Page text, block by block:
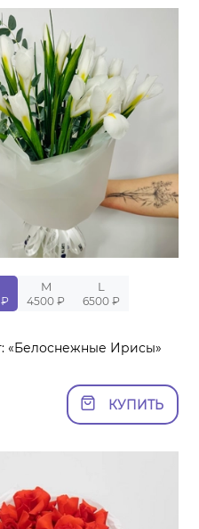
M
4500 ₽
L
6500 ₽
«Белоснежные Ирисы»
КУПИТЬ